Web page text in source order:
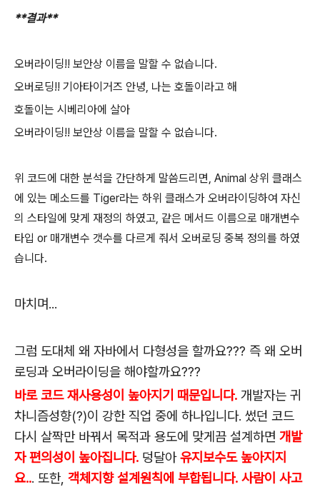
**결과**
오버라이딩!! 보안상 이름을 말할 수 없습니다.
오버로딩!! 기아타이거즈 안녕, 나는 호돌이라고 해
호돌이는 시베리아에 살아
오버라이딩!! 보안상 이름을 말할 수 없습니다.
위 코드에 대한 분석을 간단하게 말씀드리면, Animal 상위 클래스
에 있는 메소드를 Tiger라는 하위 클래스가 오버라이딩하여 자신
의 스타일에 맞게 재정의 하였고, 같은 메서드 이름으로 매개변수
타입 or 매개변수 갯수를 다르게 줘서 오버로딩 중복 정의를 하였
습니다.
마치며...
그럼 도대체 왜 자바에서 다형성을 할까요??? 즉 왜 오버
로딩과 오버라이딩을 해야할까요???
바로 코드 재사용성이 높아지기 때문입니다. 개발자는 귀
차니즘성향(?)이 강한 직업 중에 하나입니다. 썼던 코드
다시 살짝만 바꿔서 목적과 용도에 맞게끔 설계하면 개발
자 편의성이 높아집니다. 덩달아유지보수도 높아지지
요... 또한, 객체지향 설계원칙에 부합됩니다. 사람이 사고